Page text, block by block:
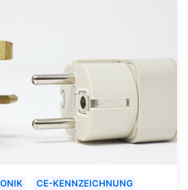
CE-KENNZEICHNUNG